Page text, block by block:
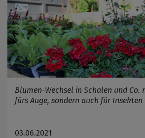
Blumen-Wechsel in Schalen und Co.
fürs Auge, sondern auch für Insekten
03.06.2021